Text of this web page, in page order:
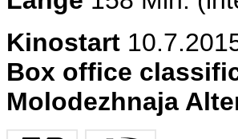
Kinostart
Box office
Molodezhnaja